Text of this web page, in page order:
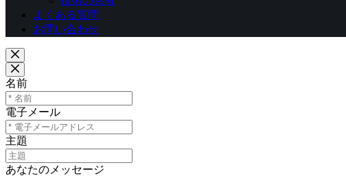
よくある質問
お問い合わせ
名前
電子メール
主題
あなたのメッセージ